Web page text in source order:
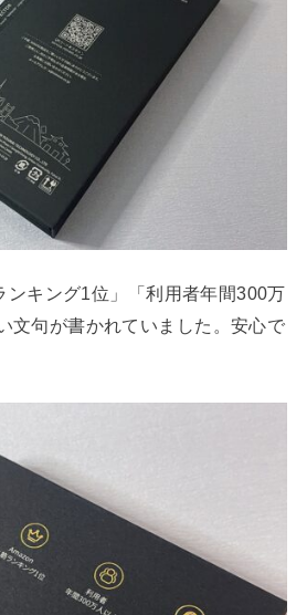
ンキング1位」「利用者年間300万
文句が書かれていました。安心で